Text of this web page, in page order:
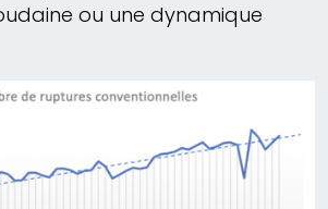
ou une dynamique